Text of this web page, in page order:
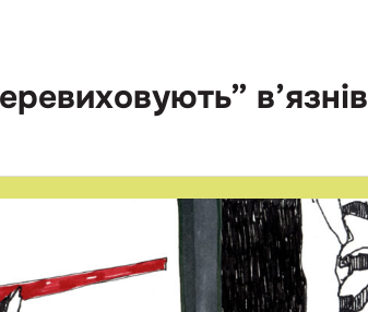
в’язнів